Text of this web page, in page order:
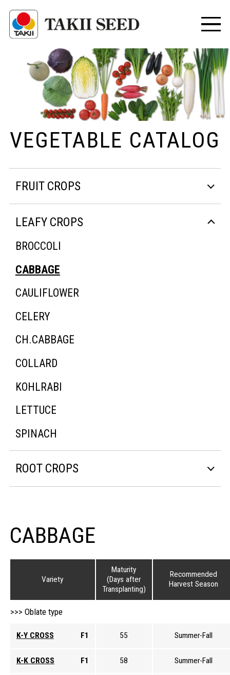
VEGETABLE CATALOG
FRUIT CROPS
LEAFY CROPS
BROCCOLI
CABBAGE
CAULIFLOWER
CELERY
CH.CABBAGE
COLLARD
KOHLRABI
LETTUCE
SPINACH
ROOT CROPS
CABBAGE
Variety
Maturity
(Days after
Transplanting)
Recommended
Harvest Season
Oblate type
K-Y CROSS F1 55 Summer-Fall
K-K CROSS F1 58 Summer-Fall